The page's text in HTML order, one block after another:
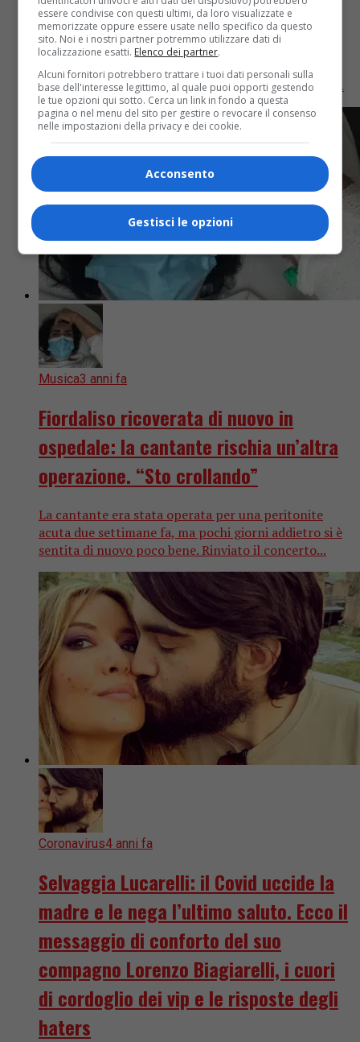
confermato è Alex Schwazer
A svelare le identità di tutti e 8 i concorrenti VIP è
stato TVBlog: tra questi, oltre al già citato e
probabile vincitore annunciato maratoneta, spicca...
Musica3 anni fa
Fiordaliso ricoverata di nuovo in
ospedale: la cantante rischia un’altra
operazione. “Sto crollando”
La cantante era stata operata per una peritonite
acuta due settimane fa, ma pochi giorni addietro si è
sentita di nuovo poco bene. Rinviato il concerto...
Coronavirus4 anni fa
Selvaggia Lucarelli: il Covid uccide la
madre e le nega l’ultimo saluto. Ecco il
messaggio di conforto del suo
compagno Lorenzo Biagiarelli, i cuori
di cordoglio dei vip e le risposte degli
haters
essere condivise con questi ultimi, da loro visualizzate e
memorizzate oppure essere usate nello specifico da questo
sito. Noi e i nostri partner potremmo utilizzare dati di
localizzazione esatti. Elenco dei partner.
Alcuni fornitori potrebbero trattare i tuoi dati personali sulla
base dell'interesse legittimo, al quale puoi opporti gestendo
le tue opzioni qui sotto. Cerca un link in fondo a questa
pagina o nel menu del sito per gestire o revocare il consenso
nelle impostazioni della privacy e dei cookie.
Acconsento
Gestisci le opzioni